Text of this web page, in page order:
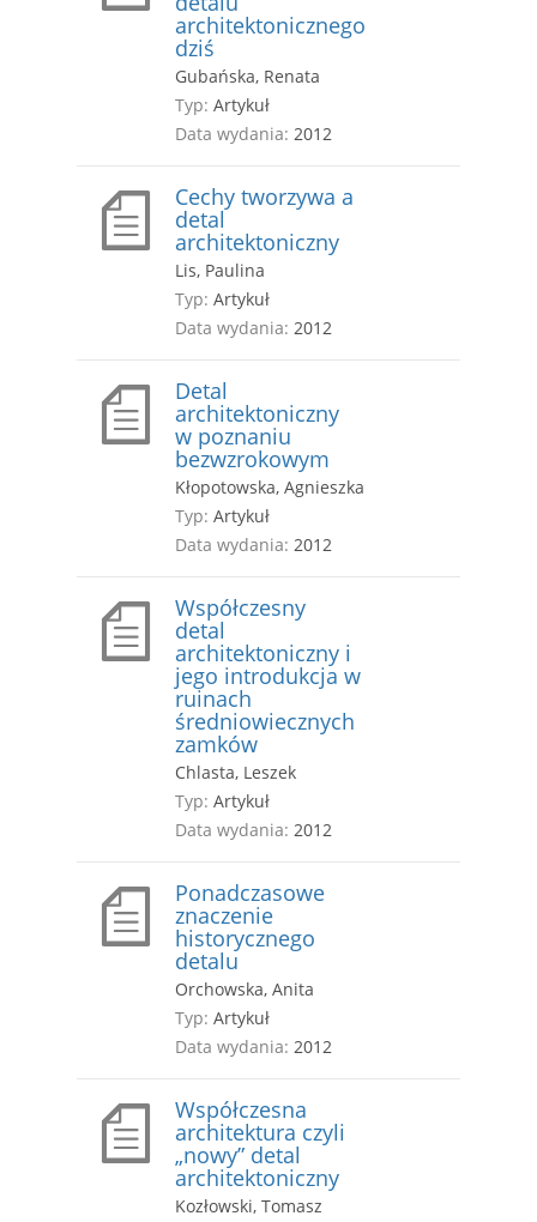
architektonicznego
dziś
Gubańska, Renata
Typ: Artykuł
Data wydania: 2012
Cechy tworzywa a
detal
architektoniczny
Lis, Paulina
Typ: Artykuł
Data wydania: 2012
Detal
architektoniczny
w poznaniu
bezwzrokowym
Kłopotowska, Agnieszka
Typ: Artykuł
Data wydania: 2012
Współczesny
detal
architektoniczny i
jego introdukcja w
ruinach
średniowiecznych
zamków
Chlasta, Leszek
Typ: Artykuł
Data wydania: 2012
Ponadczasowe
znaczenie
historycznego
detalu
Orchowska, Anita
Typ: Artykuł
Data wydania: 2012
Współczesna
architektura czyli
„nowy” detal
architektoniczny
Kozłowski, Tomasz